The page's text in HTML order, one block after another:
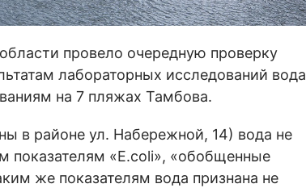
провело очередную проверку
лабораторных исследований вода
на 7 пляжах Тамбова.
в районе ул. Набережной, 14) вода не
показателям «E.coli», «обобщенные
же показателям вода признана не